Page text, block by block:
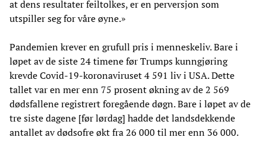
at dens resultater feiltolkes, er en perversjon som
utspiller seg for våre øyne.»
Pandemien krever en grufull pris i menneskeliv. Bare i
løpet av de siste 24 timene før Trumps kunngjøring
krevde Covid-19-koronaviruset 4 591 liv i USA. Dette
tallet var en mer enn 75 prosent økning av de 2 569
dødsfallene registrert foregående døgn. Bare i løpet av de
tre siste dagene [før lørdag] hadde det landsdekkende
antallet av dødsofre økt fra 26 000 til mer enn 36 000.